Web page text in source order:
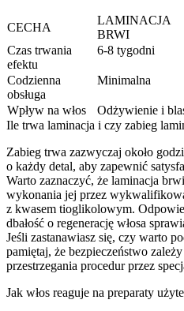
CECHA
LAMINACJA
BRWI
Czas trwania
efektu
6-8 tygodni
Codzienna
obsługa
Minimalna
Wpływ na włos Odżywienie i
Ile trwa laminacja i czy zabieg
Zabieg trwa zazwyczaj około
o każdy detal, aby zapewnić
Warto zaznaczyć, że laminacja
wykonania jej przez
z kwasem tioglikolowym.
dbałość o regenerację włosa
Jeśli zastanawiasz się, czy warto
pamiętaj, że bezpieczeństwo
przestrzegania procedur przez
Jak włos reaguje na preparaty